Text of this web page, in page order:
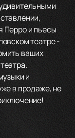
Перро и пьесы
театре -
ваших
и
в продаже, не